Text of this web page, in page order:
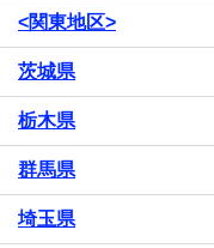
<関東地区>
茨城県
栃木県
群馬県
埼玉県